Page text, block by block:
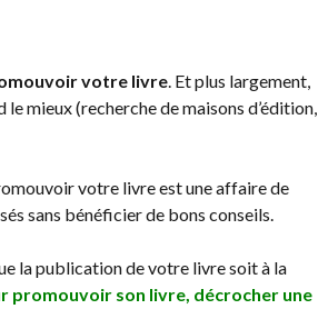
votre livre. Et plus largement,
mieux (recherche de maisons d’édition,
votre livre est une affaire de
sans bénéficier de bons conseils.
la publication de votre livre soit à la
son livre, décrocher une